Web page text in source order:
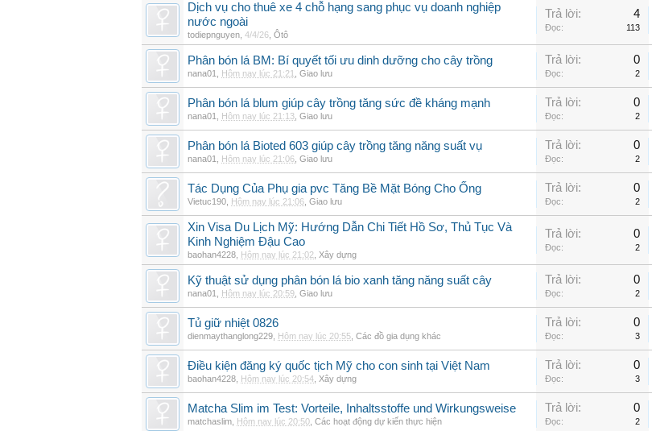
Dịch vụ cho thuê xe 4 chỗ hạng sang phục vụ doanh nghiệp
nước ngoài
todiepnguyen 4/4/26 Ôtô
Trả lời: 4
Đọc: 113
Phân bón lá BM: Bí quyết tối ưu dinh dưỡng cho cây trồng
nana01 Hôm nay lúc 21:21 Giao lưu
Trả lời: 0
Đọc: 2
Phân bón lá blum giúp cây trồng tăng sức đề kháng mạnh
nana01 Hôm nay lúc 21:13 Giao lưu
Trả lời: 0
Đọc: 2
Phân bón lá Bioted 603 giúp cây trồng tăng năng suất vụ
nana01 Hôm nay lúc 21:06 Giao lưu
Trả lời: 0
Đọc: 2
Tác Dụng Của Phụ gia pvc Tăng Bề Mặt Bóng Cho Ống
Vietuc190 Hôm nay lúc 21:06 Giao lưu
Trả lời: 0
Đọc: 2
Xin Visa Du Lịch Mỹ: Hướng Dẫn Chi Tiết Hồ Sơ, Thủ Tục Và
Kinh Nghiệm Đậu Cao
baohan4228 Hôm nay lúc 21:02 Xây dựng
Trả lời: 0
Đọc: 2
Kỹ thuật sử dụng phân bón lá bio xanh tăng năng suất cây
nana01 Hôm nay lúc 20:59 Giao lưu
Trả lời: 0
Đọc: 2
Tủ giữ nhiệt 0826
dienmaythanglong229 Hôm nay lúc 20:55 Các đồ gia dụng khác
Trả lời: 0
Đọc: 3
Điều kiện đăng ký quốc tịch Mỹ cho con sinh tại Việt Nam
baohan4228 Hôm nay lúc 20:54 Xây dựng
Trả lời: 0
Đọc: 3
Matcha Slim im Test: Vorteile, Inhaltsstoffe und Wirkungsweise
matchaslim Hôm nay lúc 20:50 Các hoạt động dự kiến thực hiện
Trả lời: 0
Đọc: 2